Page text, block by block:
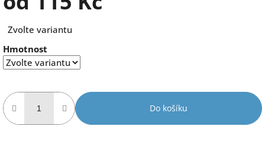
cena:
Zvolte variantu
Hmotnost
Do košíku